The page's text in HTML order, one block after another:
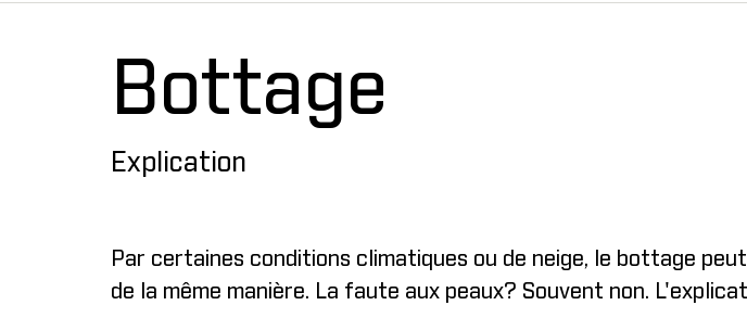
Bottage
Explication
Par certaines conditions climatiques ou de neige, le bottage
de la même manière. La faute aux peaux? Souvent non.